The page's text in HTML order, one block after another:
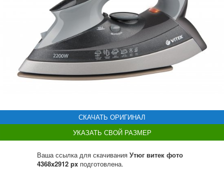
СКАЧАТЬ ОРИГИНАЛ
УКАЗАТЬ СВОЙ РАЗМЕР
Ваша ссылка для скачивания Утюг витек фото
4368x2912 px подготовлена.